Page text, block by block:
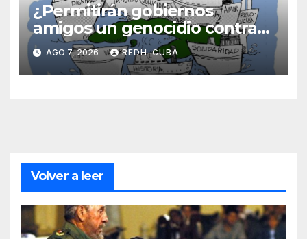
¿Permitirán gobiernos
amigos un genocidio contra
Cuba? Por Hedelberto López
Blanch
AGO 7, 2026 REDH-CUBA
Volver a leer